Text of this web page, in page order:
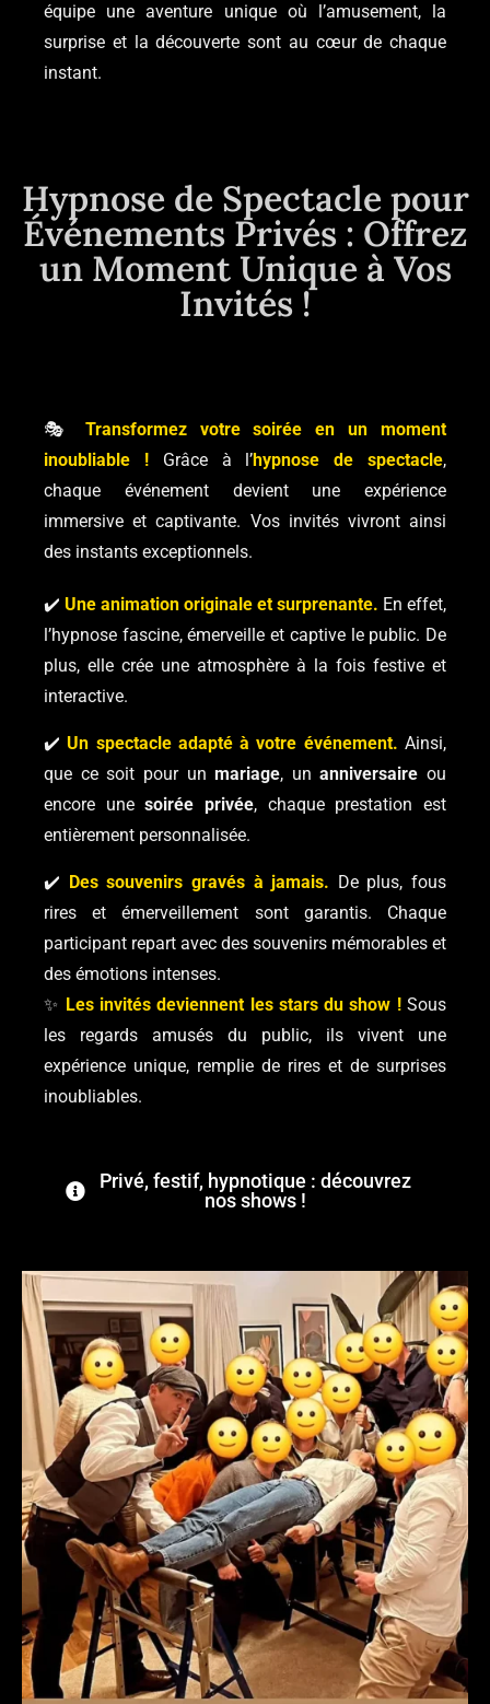
équipe une aventure unique où l’amusement, la
surprise et la découverte sont au cœur de chaque
instant.
Hypnose de Spectacle pour
Événements Privés : Offrez
un Moment Unique à Vos
Invités !
🎭 Transformez votre soirée en un moment
inoubliable !Grâce à l’hypnose de spectacle,
chaque événement devient une expérience
immersive et captivante. Vos invités vivront ainsi
des instants exceptionnels.
✔️ Une animation originale et surprenante. En effet,
l’hypnose fascine, émerveille et captive le public. De
plus, elle crée une atmosphère à la fois festive et
interactive.
✔️Un spectacle adapté à votre événement. Ainsi,
que ce soit pour unmariage, unanniversaire ou
encore unesoirée privée, chaque prestation est
entièrement personnalisée.
✔️ Des souvenirs gravés à jamais. De plus, fous
rires et émerveillement sont garantis. Chaque
participant repart avec des souvenirs mémorables et
des émotions intenses.
✨ Les invités deviennent les stars du show !Sous
les regards amusés du public, ils vivent une
expérience unique, remplie de rires et de surprises
inoubliables.
Privé, festif, hypnotique : découvrez
nos shows !